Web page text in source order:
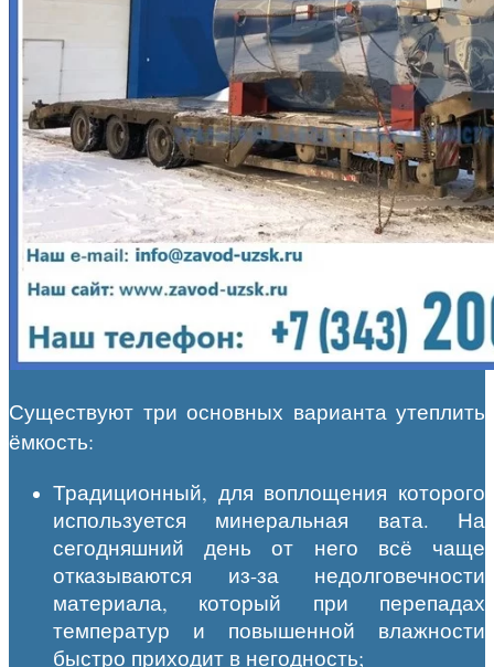
Существуют три основных варианта утеплить
ёмкость:
Традиционный, для воплощения которого
используется минеральная вата. На
сегодняшний день от него всё чаще
отказываются из-за недолговечности
материала, который при перепадах
температур и повышенной влажности
быстро приходит в негодность;